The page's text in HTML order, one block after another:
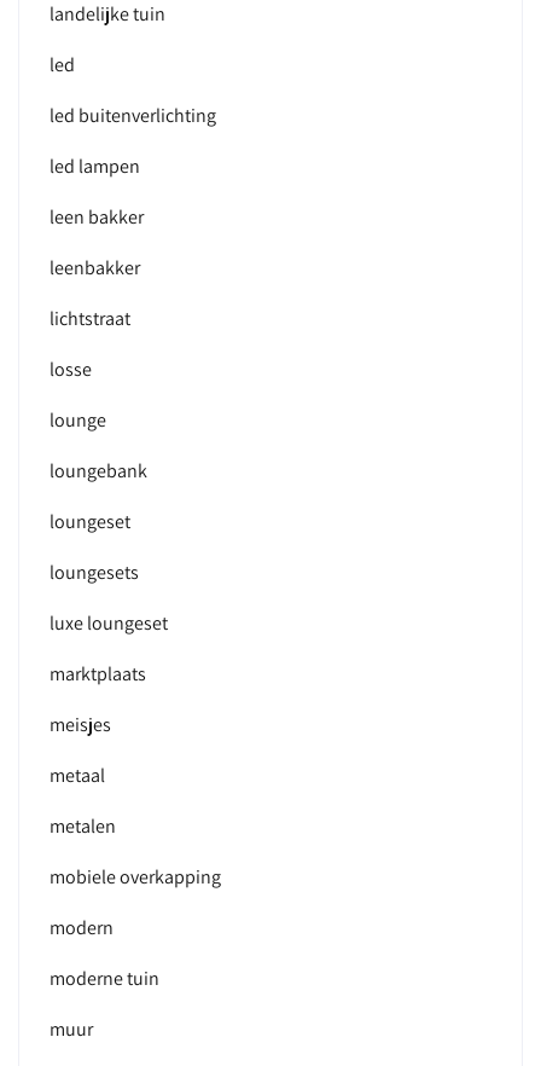
landelijke tuin
led
led buitenverlichting
led lampen
leen bakker
leenbakker
lichtstraat
losse
lounge
loungebank
loungeset
loungesets
luxe loungeset
marktplaats
meisjes
metaal
metalen
mobiele overkapping
modern
moderne tuin
muur